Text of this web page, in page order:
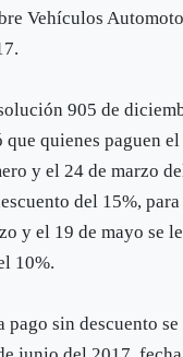
Vehículos
905 de
que quienes paguen
y el 24 de marzo
del 15%,
y el 19 de mayo se
10%.
pago sin descuento